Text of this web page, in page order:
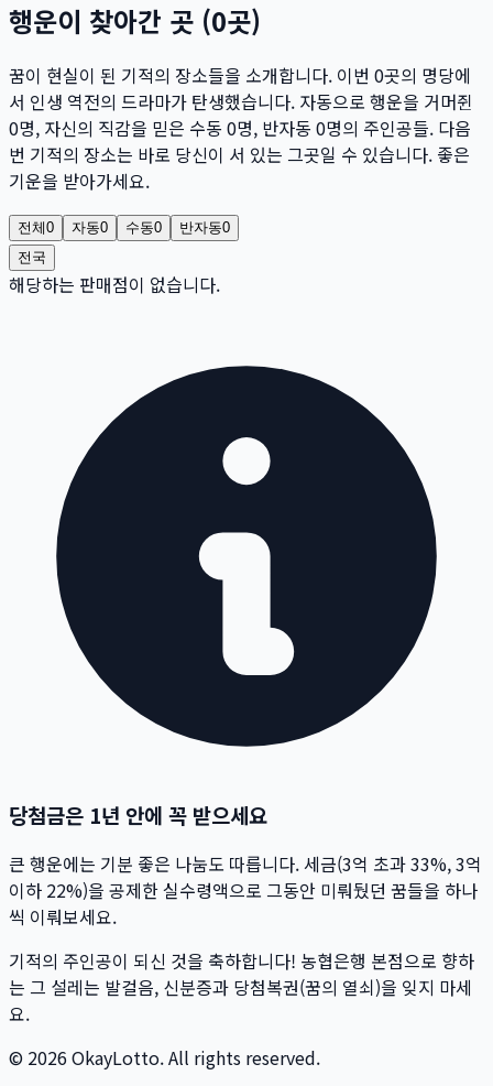
행운이 찾아간 곳 (0곳)
꿈이 현실이 된 기적의 장소들을 소개합니다. 이번 0곳의 명당에
서 인생 역전의 드라마가 탄생했습니다. 자동으로 행운을 거머쥔
0명, 자신의 직감을 믿은 수동 0명, 반자동 0명의 주인공들. 다음
번 기적의 장소는 바로 당신이 서 있는 그곳일 수 있습니다. 좋은
기운을 받아가세요.
전체0 자동0 수동0 반자동0
전국
해당하는 판매점이 없습니다.
당첨금은 1년 안에 꼭 받으세요
큰 행운에는 기분 좋은 나눔도 따릅니다. 세금(3억 초과 33%, 3억
이하 22%)을 공제한 실수령액으로 그동안 미뤄뒀던 꿈들을 하나
씩 이뤄보세요.
기적의 주인공이 되신 것을 축하합니다! 농협은행 본점으로 향하
는 그 설레는 발걸음, 신분증과 당첨복권(꿈의 열쇠)을 잊지 마세
요.
© 2026 OkayLotto. All rights reserved.